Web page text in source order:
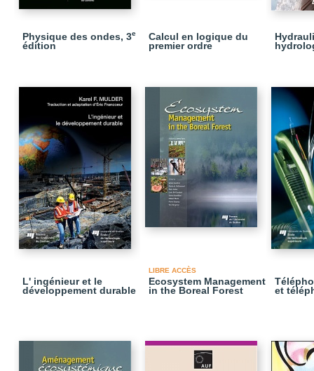
Physique des ondes, 3e
édition
Calcul en logique du
premier ordre
L' ingénieur et le
développement durable
LIBRE ACCÈS
Ecosystem Management
in the Boreal Forest
et